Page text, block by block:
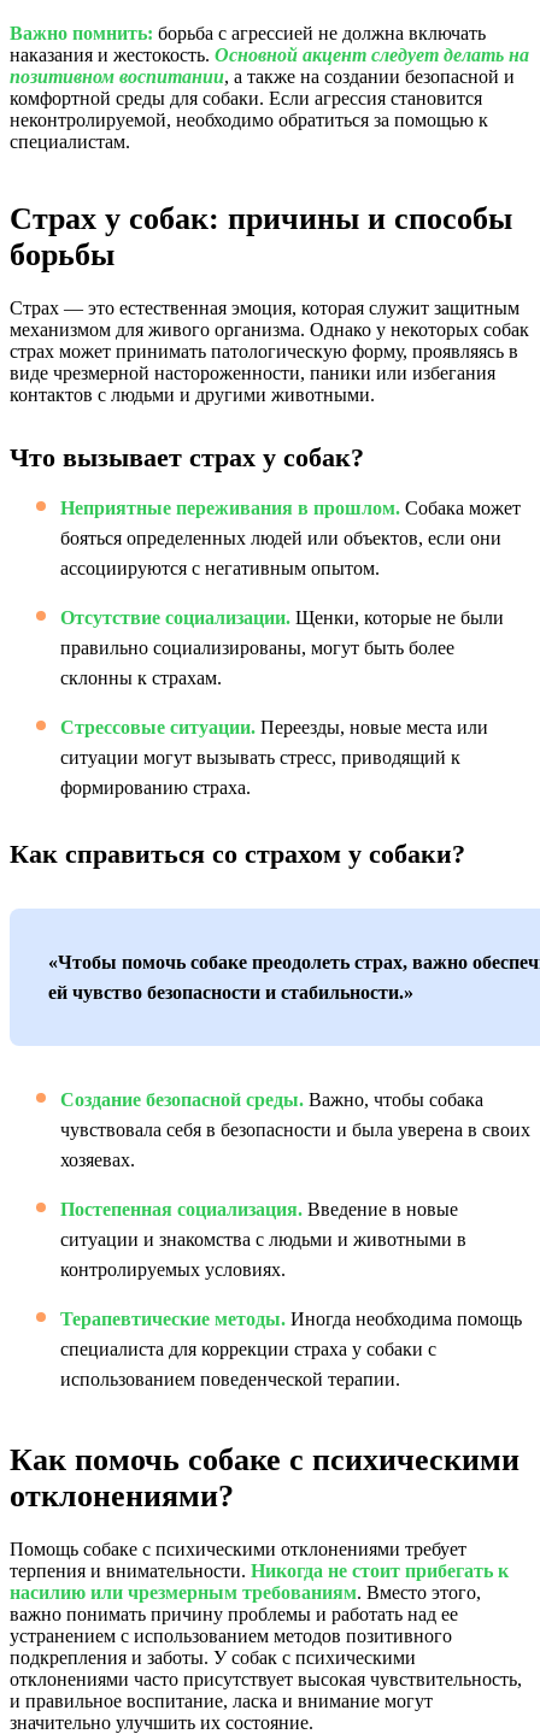
Важно помнить: борьба с агрессией не должна включать
наказания и жестокость. Основной акцент следует делать на
позитивном воспитании, а также на создании безопасной и
комфортной среды для собаки. Если агрессия становится
неконтролируемой, необходимо обратиться за помощью к
специалистам.
Страх у собак: причины и способы
борьбы
Страх — это естественная эмоция, которая служит защитным
механизмом для живого организма. Однако у некоторых собак
страх может принимать патологическую форму, проявляясь в
виде чрезмерной настороженности, паники или избегания
контактов с людьми и другими животными.
Что вызывает страх у собак?
Неприятные переживания в прошлом. Собака может
бояться определенных людей или объектов, если они
ассоциируются с негативным опытом.
Отсутствие социализации. Щенки, которые не были
правильно социализированы, могут быть более
склонны к страхам.
Стрессовые ситуации. Переезды, новые места или
ситуации могут вызывать стресс, приводящий к
формированию страха.
Как справиться со страхом у собаки?
«Чтобы помочь собаке преодолеть страх, важно
ей чувство безопасности и стабильности.»
Создание безопасной среды. Важно, чтобы собака
чувствовала себя в безопасности и была уверена в своих
хозяевах.
Постепенная социализация. Введение в новые
ситуации и знакомства с людьми и животными в
контролируемых условиях.
Терапевтические методы. Иногда необходима помощь
специалиста для коррекции страха у собаки с
использованием поведенческой терапии.
Как помочь собаке с психическими
отклонениями?
Помощь собаке с психическими отклонениями требует
терпения и внимательности. Никогда не стоит прибегать к
насилию или чрезмерным требованиям. Вместо этого,
важно понимать причину проблемы и работать над ее
устранением с использованием методов позитивного
подкрепления и заботы. У собак с психическими
отклонениями часто присутствует высокая чувствительность,
и правильное воспитание, ласка и внимание могут
значительно улучшить их состояние.